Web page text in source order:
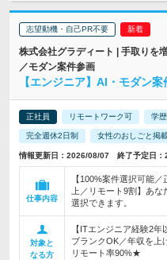
志望動機・自己PR不要
株式会社グラディート | 手取りを
／モダン案件参画
【エンジニア】AI・モダン
正社員 リモートワーク可 学
完全週休2日制 女性のおしごと掲
情報更新日：2026/08/07 終了予定日
仕事内容
【100%案件選択可能
上／リモート9割】あ
選択できます。
対象と
なる方
【ITエンジニア経験2
ブランクOK／年収を
リモート率90%★